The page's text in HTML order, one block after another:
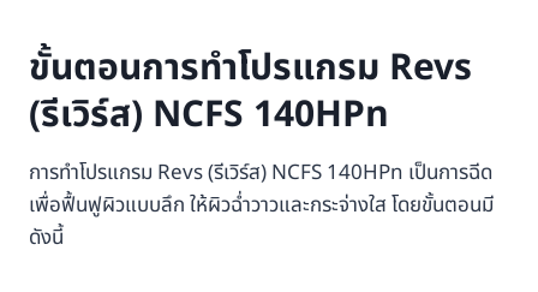
ขั้นตอนการทำโปรแกรม Revs
(รีเวิร์ส) NCFS 140HPn
การทำโปรแกรม Revs (รีเวิร์ส) NCFS 140HPn เป็นการฉีด
เพื่อฟื้นฟูผิวแบบลึก ให้ผิวฉ่ำวาวและกระจ่างใส โดยขั้นตอนมี
ดังนี้